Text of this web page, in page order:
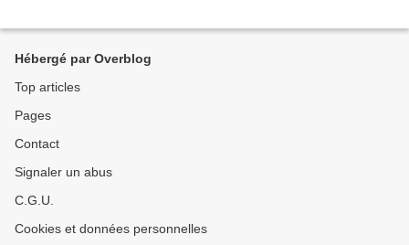
Hébergé par Overblog
Top articles
Pages
Contact
Signaler un abus
C.G.U.
Cookies et données personnelles